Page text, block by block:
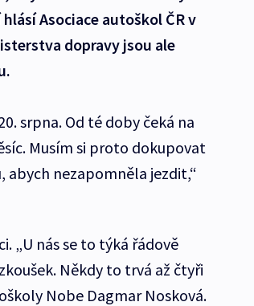
Asociace autoškol ČR v
dopravy jsou ale
srpna. Od té doby čeká na
Musím si proto dokupovat
abych nezapomněla jezdit,“
„U nás se to týká řádově
Někdy to trvá až čtyři
Nobe Dagmar Nosková.